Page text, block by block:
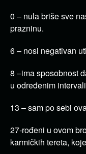
0 – nula briše sve
prazninu.
6 – nosi negativan
8 –ima sposobnost
u određenim
13 – sam po sebi
27-rođeni u ovom
karmičkih tereta,